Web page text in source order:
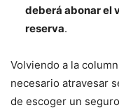
deberá abonar el
reserva.
Volviendo a la
necesario atravesar
de escoger un